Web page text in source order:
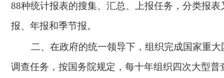
88种统计报表的搜集、汇总、上报任务，分类报表
报、年报和季节报。
二、在政府的统一领导下，组织完成国家重
调查任务，按国务院规定，每十年组织四次大型普